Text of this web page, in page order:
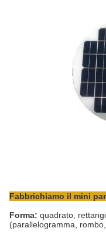
Fabbrichiamo il mini
Forma: quadrato,
(parallelogramma,